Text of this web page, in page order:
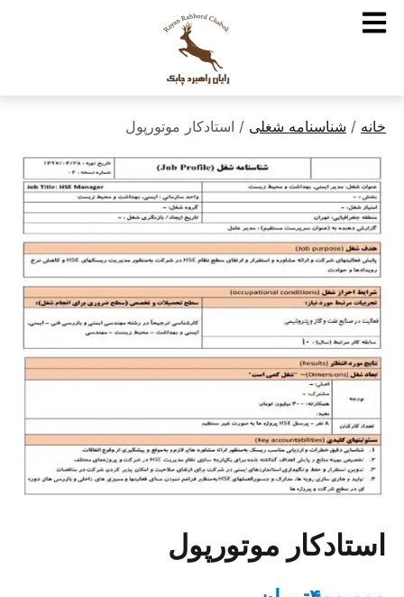
خانه / شناسنامه شغلی / استادکار موتورپول
استادکار موتورپول